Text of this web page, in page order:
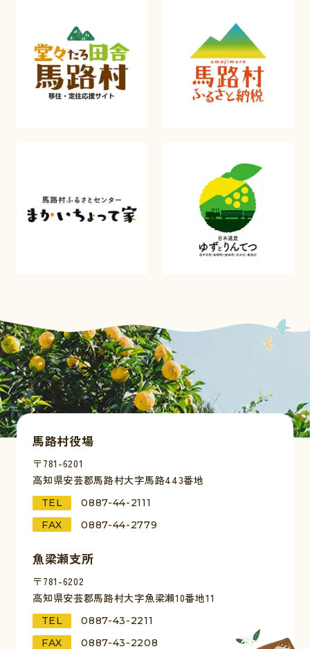
馬路村役場
〒781-6201
高知県安芸郡馬路村大字馬路443番地
TEL
0887-44-2111
FAX
0887-44-2779
魚梁瀬支所
〒781-6202
高知県安芸郡馬路村大字魚梁瀬10番地11
TEL
0887-43-2211
FAX
0887-43-2208